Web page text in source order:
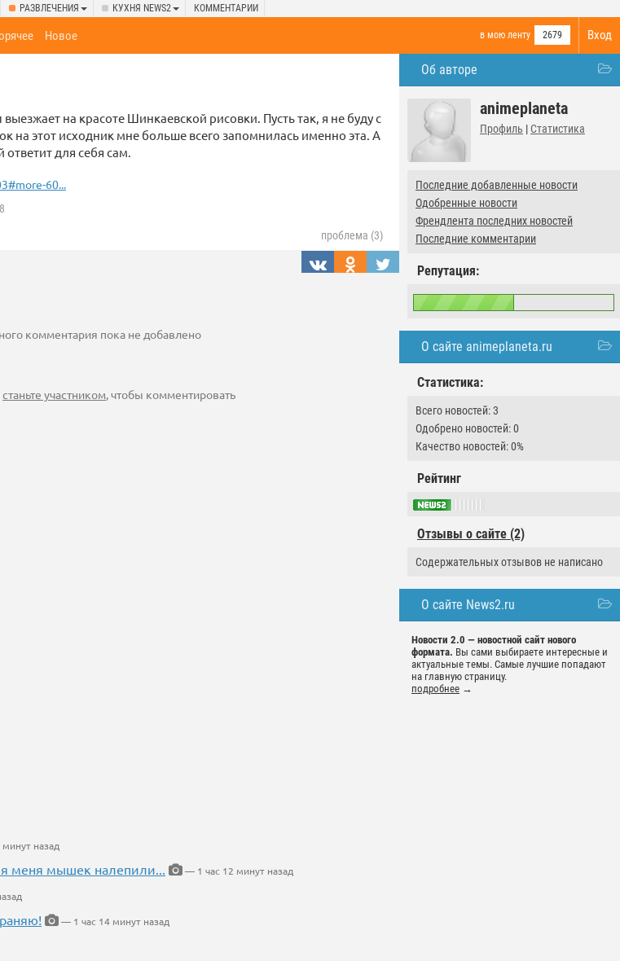
РАЗВЛЕЧЕНИЯ КУХНЯ NEWS2 КОММЕНТАРИИ
Вход
в мою ленту 2679
Новое
Об авторе
animeplaneta
Профиль | Статистика
Последние добавленные новости
Одобренные новости
Френдлента последних новостей
Последние комментарии
Репутация:
О сайте animeplaneta.ru
Статистика:
Всего новостей: 3
Одобрено новостей: 0
Качество новостей: 0%
Рейтинг
Отзывы о сайте (2)
Содержательных отзывов не написано
О сайте News2.ru
Новости 2.0 — новостной сайт нового
формата. Вы сами выбираете интересные и
актуальные темы. Самые лучшие попадают
на главную страницу.
подробнее →
на красоте Шинкаевской рисовки. Пусть так, я не буду с
на этот исходник мне больше всего запомнилась именно эта. А
ответит для себя сам.
60...
проблема (3)
комментария пока не добавлено
станьте участником, чтобы комментировать
назад
меня мышек налепили...
— 1 час 12 минут назад
— 1 час 14 минут назад